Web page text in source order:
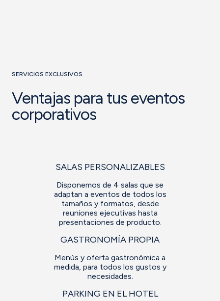
SERVICIOS EXCLUSIVOS
Ventajas para tus eventos
corporativos
SALAS PERSONALIZABLES
Disponemos de 4 salas que se
adaptan a eventos de todos los
tamaños y formatos, desde
reuniones ejecutivas hasta
presentaciones de producto.
GASTRONOMÍA PROPIA
Menús y oferta gastronómica a
medida, para todos los gustos y
necesidades.
PARKING EN EL HOTEL